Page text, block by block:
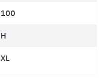
100
H
XL